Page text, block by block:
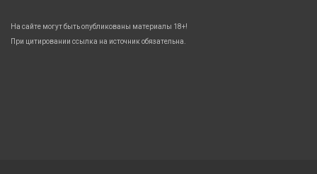
На сайте могут быть опубликованы материалы 18+!
При цитировании ссылка на источник обязательна.